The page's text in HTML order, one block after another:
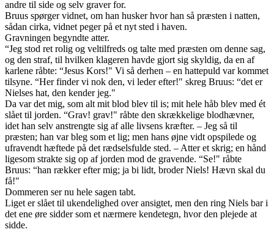
andre til side og selv graver for.
Bruus spørger vidnet, om han husker hvor han så præsten i natten,
sådan cirka, vidnet peger på et nyt sted i haven.
Gravningen begyndte atter.
“Jeg stod ret rolig og veltilfreds og talte med præsten om denne sag,
og den straf, til hvilken klageren havde gjort sig skyldig, da en af
karlene råbte: “Jesus Kors!" Vi så derhen – en hattepuld var kommet
tilsyne. “Her finder vi nok den, vi leder efter!" skreg Bruus: “det er
Nielses hat, den kender jeg."
Da var det mig, som alt mit blod blev til is; mit hele håb blev med ét
slået til jorden. “Grav! grav!" råbte den skrækkelige blodhævner,
idet han selv anstrengte sig af alle livsens kræfter. – Jeg så til
præsten; han var bleg som et lig; men hans øjne vidt opspilede og
ufravendt hæftede på det rædselsfulde sted. – Atter et skrig; en hånd
ligesom strakte sig op af jorden mod de gravende. “Se!" råbte
Bruus: “han rækker efter mig; ja bi lidt, broder Niels! Hævn skal du
få!"
Dommeren ser nu hele sagen tabt.
Liget er slået til ukendelighed over ansigtet, men den ring Niels bar i
det ene øre sidder som et nærmere kendetegn, hvor den plejede at
sidde.